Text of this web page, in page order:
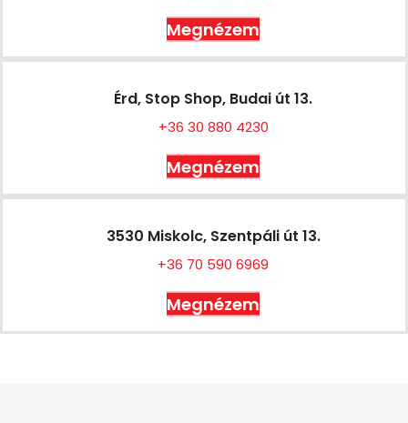
Megnézem
Érd, Stop Shop, Budai út 13.
+36 30 880 4230
Megnézem
3530 Miskolc, Szentpáli út 13.
+36 70 590 6969
Megnézem